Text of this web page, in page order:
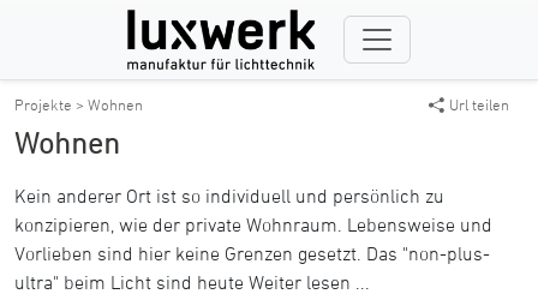
Projekte > Wohnen Url teilen
Wohnen
Kein anderer Ort ist so individuell und persönlich zu
konzipieren, wie der private Wohnraum. Lebensweise und
Vorlieben sind hier keine Grenzen gesetzt. Das "non-plus-
ultra" beim Licht sind heute Weiter lesen ...